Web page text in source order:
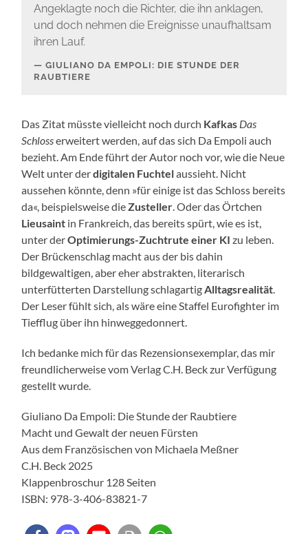
Angeklagte noch die Richter, die ihn anklagen,
und doch nehmen die Ereignisse unaufhaltsam
ihren Lauf.
GIULIANO DA EMPOLI: DIE STUNDE DER
RAUBTIERE
Das Zitat müsste vielleicht noch durch Kafkas Das
Schlosserweitert werden, auf das sich Da Empoli auch
bezieht. Am Ende führt der Autor noch vor, wie die Neue
Welt unter derdigitalen Fuchtelaussieht. Nicht
aussehen könnte, denn »für einige ist das Schloss bereits
da«, beispielsweise dieZusteller . Oder das Örtchen
Lieusaint in Frankreich, das bereits spürt, wie es ist,
unter derOptimierungs-Zuchtrute einer KI zu leben.
Der Brückenschlag macht aus der bis dahin
bildgewaltigen, aber eher abstrakten, literarisch
unterfütterten Darstellung schlagartig Alltagsrealität
Der Leser fühlt sich, als wäre eine Staffel Eurofighter im
Tiefflug über ihn hinweggedonnert.
Ich bedanke mich für das Rezensionsexemplar, das mir
freundlicherweise vom Verlag C.H. Beck zur Verfügung
gestellt wurde.
Giuliano Da Empoli: Die Stunde der Raubtiere
Macht und Gewalt der neuen Fürsten
Aus dem Französischen von Michaela Meßner
C.H. Beck 2025
Klappenbroschur 128 Seiten
ISBN: 978-3-406-83821-7